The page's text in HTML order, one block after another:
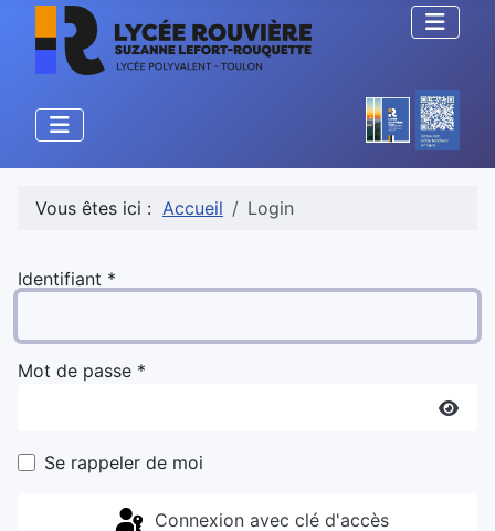
Vous êtes ici : Accueil Login
Identifiant *
Mot de passe *
Se rappeler de moi
Connexion avec clé d'accès